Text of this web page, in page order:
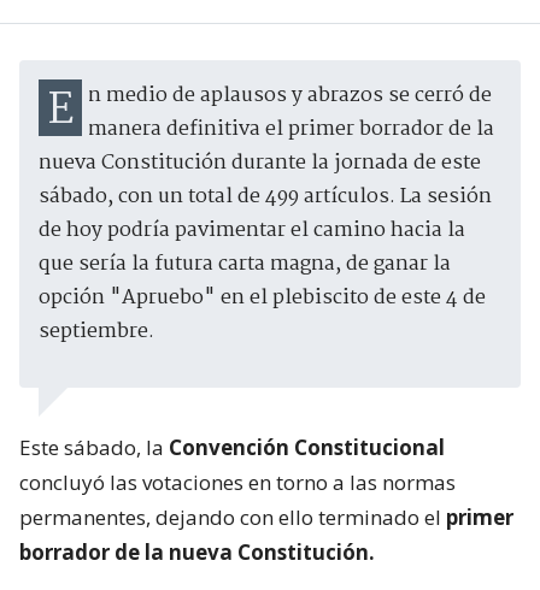
En medio de aplausos y abrazos se cerró de manera definitiva el primer borrador de la
nueva Constitución durante la jornada de este
sábado, con un total de 499 artículos. La sesión
de hoy podría pavimentar el camino hacia la
que sería la futura carta magna, de ganar la
opción "Apruebo" en el plebiscito de este 4 de
septiembre.
Este sábado, la Convención Constitucional
concluyó las votaciones en torno a las normas
permanentes, dejando con ello terminado el primer
borrador de la nueva Constitución.